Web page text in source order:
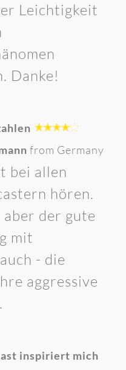
Leichtigkeit
Danke!
from Germany
bei allen
hören.
aber der gute
mit
- die
aggressive
inspiriert mich